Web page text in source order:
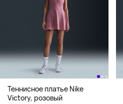
Теннисное платье Nike
Victory, розовый